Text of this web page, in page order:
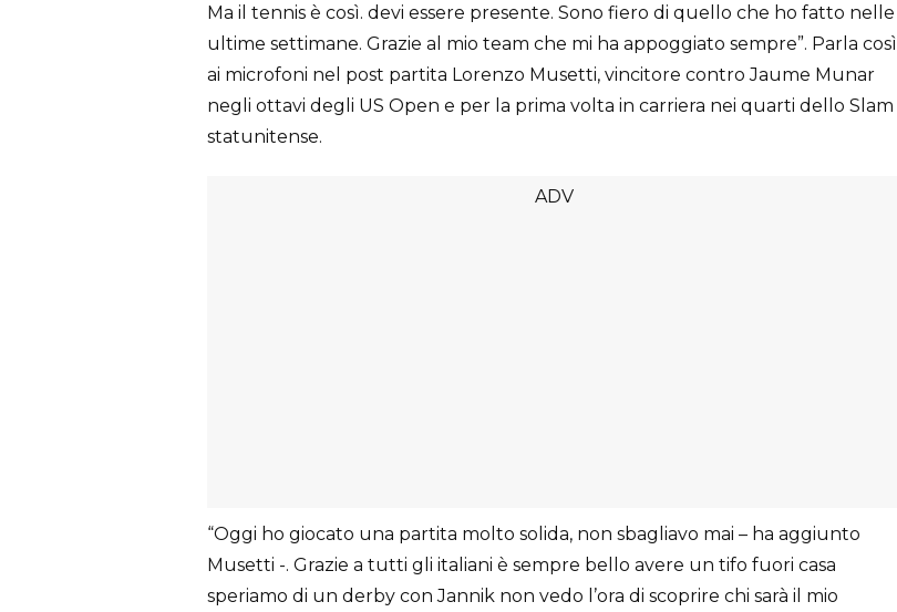
Ma il tennis è così. devi essere presente. Sono fiero di quello che ho fatto nelle
ultime settimane. Grazie al mio team che mi ha appoggiato sempre”. Parla così
ai microfoni nel post partita Lorenzo Musetti, vincitore contro Jaume Munar
negli ottavi degli US Open e per la prima volta in carriera nei quarti dello Slam
statunitense.
“Oggi ho giocato una partita molto solida, non sbagliavo mai – ha aggiunto
Musetti -. Grazie a tutti gli italiani è sempre bello avere un tifo fuori casa
speriamo di un derby con Jannik non vedo l’ora di scoprire chi sarà il mio